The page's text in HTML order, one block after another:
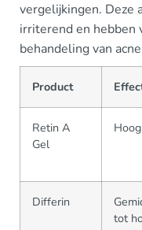
vergelijkingen. Deze
irriterend en hebben
behandeling van
Product
Retin A
Gel
Hoog
Differin
tot